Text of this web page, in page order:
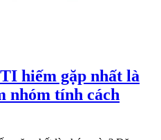
hiếm gặp nhất là
nhóm tính cách